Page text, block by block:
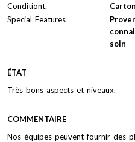
Conditiont.
Special Features
soin
ÉTAT
Très bons aspects et niveaux.
COMMENTAIRE
Nos équipes peuvent fournir des